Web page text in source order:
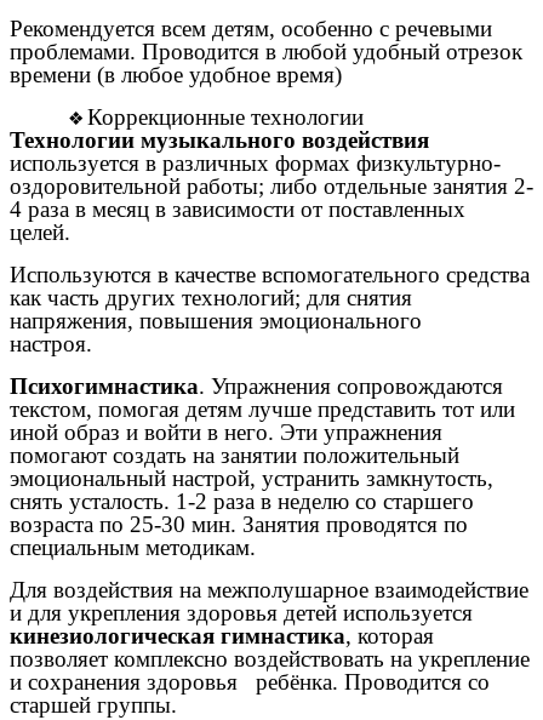
Рекомендуется всем детям, особенно с речевыми
проблемами. Проводится в любой удобный отрезок
времени (в любое удобное время)
Коррекционные технологии
Технологии музыкального воздействия
используется в различных формах физкультурно-
оздоровительной работы; либо отдельные занятия 2-
4 раза в месяц в зависимости от поставленных
целей.
Используются в качестве вспомогательного средства
как часть других технологий; для снятия
напряжения, повышения эмоционального
настроя.
Психогимнастика. Упражнения сопровождаются
текстом, помогая детям лучше представить тот или
иной образ и войти в него. Эти упражнения
помогают создать на занятии положительный
эмоциональный настрой, устранить замкнутость,
снять усталость. 1-2 раза в неделю со старшего
возраста по 25-30 мин. Занятия проводятся по
специальным методикам.
Для воздействия на межполушарное взаимодействие
и для укрепления здоровья детей используется
кинезиологическая гимнастика, которая
позволяет комплексно воздействовать на укрепление
и сохранения здоровья ребёнка. Проводится со
старшей группы.